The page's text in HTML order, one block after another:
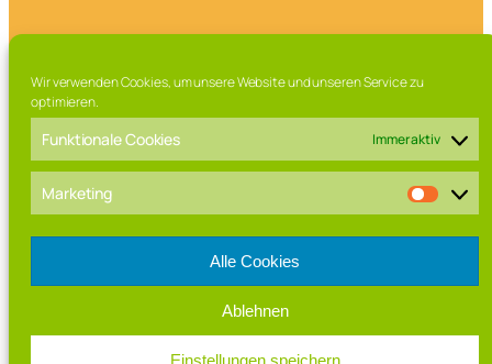
Wir verwenden Cookies, um unsere Website und unseren Service zu
optimieren.
Funktionale Cookies Immer aktiv
Marketing
Alle Cookies
Ablehnen
Einstellungen speichern
Tel. 09771 / 63 015 0
Fax. 09771 / 63 015 – 99
Mail: direktorat[at]rhoen-gymnasium.de
IMPRESSUM